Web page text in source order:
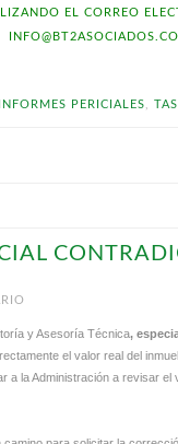
EL CORREO
INFORMES PERICIALES
y Asesoría Técnica,
el valor real del
a la Administración a revisar